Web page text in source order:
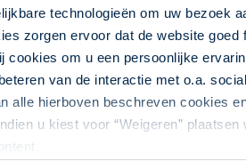
technologieën om uw bezoek
zorgen ervoor dat de website goed
om u een persoonlijke
van de interactie met o.a.
alle hierboven beschreven cookies
u kiest voor “Weigeren”
Aquitaine en Occitanië
gastvrijheid
Deze is afhankelijk van vertrekdata en uw
van indicatieprijzen, of neem contact